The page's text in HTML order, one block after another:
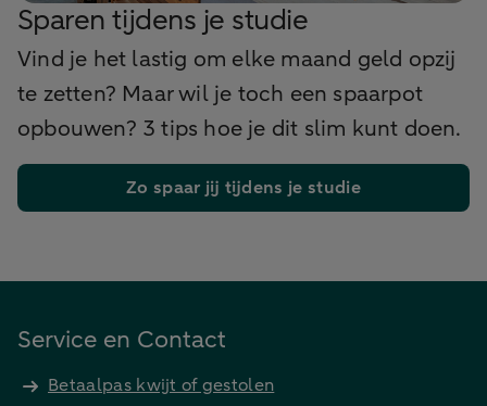
Sparen tijdens je studie
Vind je het lastig om elke maand geld opzij
te zetten? Maar wil je toch een spaarpot
opbouwen? 3 tips hoe je dit slim kunt doen.
Zo spaar jij tijdens je studie
Service en Contact
Betaalpas kwijt of gestolen